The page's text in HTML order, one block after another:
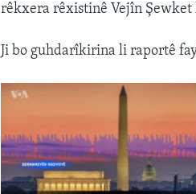
rêkxera rêxistinê Vejîn
Ji bo guhdarîkirina li raportê
No